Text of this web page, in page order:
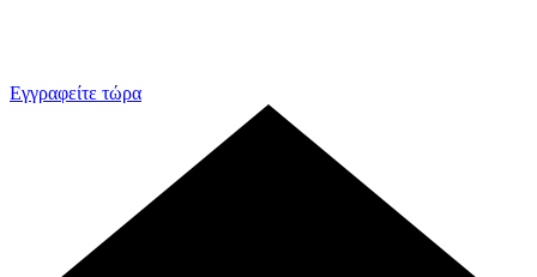
Εγγραφείτε τώρα